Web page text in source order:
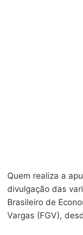
Quem realiza a
divulgação das
Brasileiro de
Vargas (FGV),